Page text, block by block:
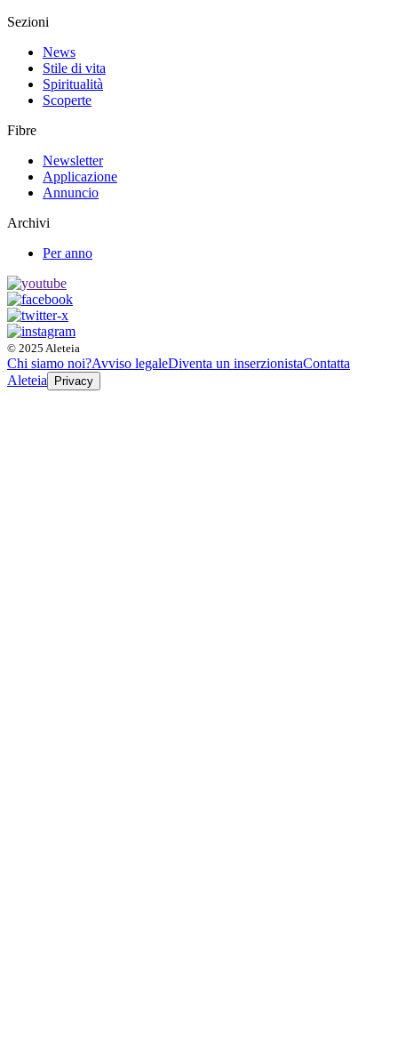
Sezioni
News
Stile di vita
Spiritualità
Scoperte
Fibre
Newsletter
Applicazione
Annuncio
Archivi
Per anno
© 2025 Aleteia
Chi siamo noi?Avviso legaleDiventa un inserzionistaContatta
Aleteia
Privacy